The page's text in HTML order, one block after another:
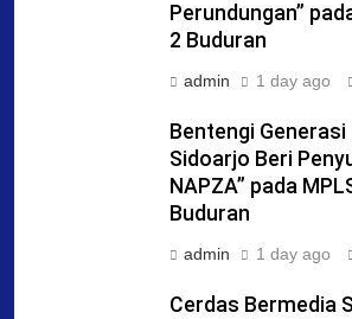
Perundungan”
2 Buduran
admin 1 day ago
Bentengi Generasi
Sidoarjo Beri
NAPZA” pada
Buduran
admin 1 day ago
Cerdas Bermedia